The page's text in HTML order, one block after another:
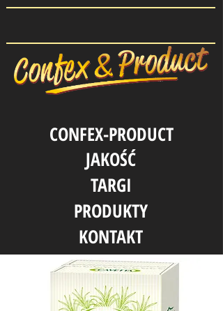
CONFEX-PRODUCT
JAKOŚĆ
TARGI
PRODUKTY
KONTAKT